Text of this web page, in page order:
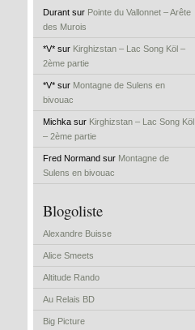
Durant sur Pointe du Vallonnet – Arête
des Murois
*V* sur Kirghizstan – Lac Song Köl –
2ème partie
*V* sur Montagne de Sulens en
bivouac
Michka sur Kirghizstan – Lac Song Köl
– 2ème partie
Fred Normand sur Montagne de
Sulens en bivouac
Blogoliste
Alexandre Buisse
Alice Smeets
Altitude Rando
Au Relais BD
Big Picture